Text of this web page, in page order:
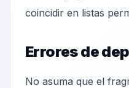
coincidir en listas
Errores de
No asuma que el